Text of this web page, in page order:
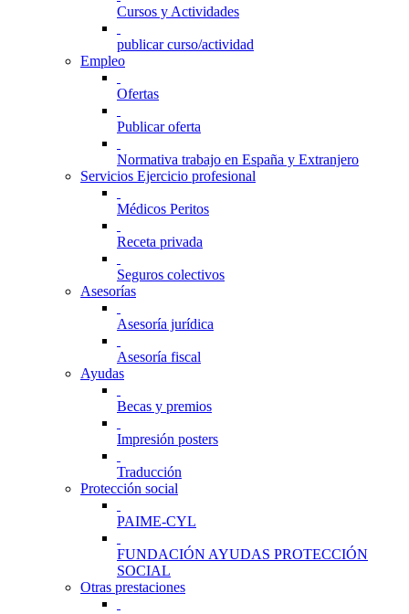
Cursos y Actividades
publicar curso/actividad
Empleo
Ofertas
Publicar oferta
Normativa trabajo en España y Extranjero
Servicios Ejercicio profesional
Médicos Peritos
Receta privada
Seguros colectivos
Asesorías
Asesoría jurídica
Asesoría fiscal
Ayudas
Becas y premios
Impresión posters
Traducción
Protección social
PAIME-CYL
FUNDACIÓN AYUDAS PROTECCIÓN
SOCIAL
Otras prestaciones